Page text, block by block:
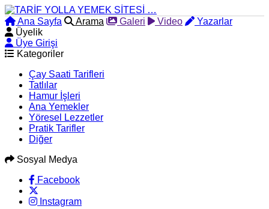
Ana Sayfa Arama Galeri Video
Yazarlar
Üyelik
Üye Girişi
Kategoriler
Çay Saati Tarifleri
Tatlılar
Hamur İşleri
Ana Yemekler
Yöresel Lezzetler
Pratik Tarifler
Diğer
Sosyal Medya
Facebook
Instagram